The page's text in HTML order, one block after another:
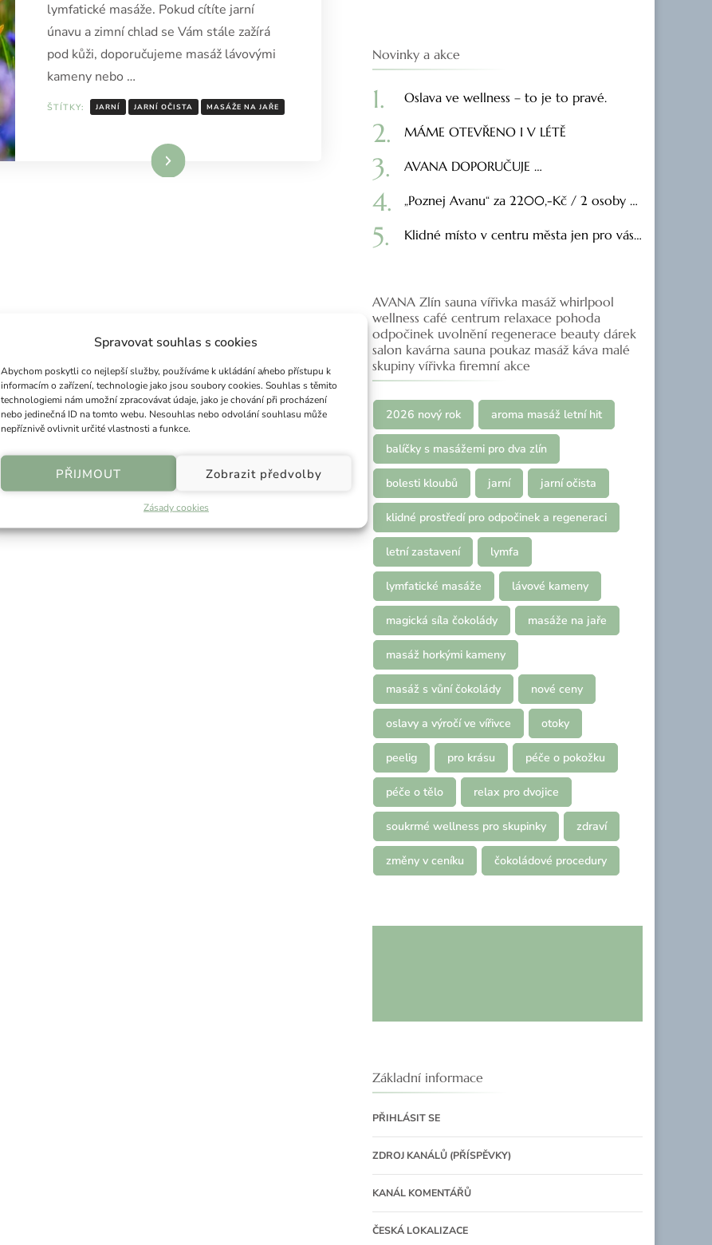
Spravovat souhlas s cookies
Abychom poskytli co nejlepší služby, používáme k ukládání a/nebo přístupu k
informacím o zařízení, technologie jako jsou soubory cookies. Souhlas s těmito
technologiemi nám umožní zpracovávat údaje, jako je chování při procházení
nebo jedinečná ID na tomto webu. Nesouhlas nebo odvolání souhlasu může
nepříznivě ovlivnit určité vlastnosti a funkce.
PŘIJMOUT Zobrazit předvolby
Zásady cookies
lymfatické masáže. Pokud cítíte jarní
únavu a zimní chlad se Vám stále zažírá
pod kůži, doporučujeme masáž lávovými
kameny nebo …
ŠTÍTKY: JARNÍ JARNÍ OČISTA MASÁŽE NA JAŘE
Číst celé
Novinky a akce
Oslava ve wellness – to je to pravé.
MÁME OTEVŘENO I V LÉTĚ
AVANA DOPORUČUJE …
„Poznej Avanu“ za 2200,-Kč / 2 osoby …
Klidné místo v centru města jen pro vás…
AVANA Zlín sauna vířivka masáž whirlpool
wellness café centrum relaxace pohoda
odpočinek uvolnění regenerace beauty dárek
salon kavárna sauna poukaz masáž káva malé
skupiny vířivka firemní akce
2026 nový rok aroma masáž letní hit
balíčky s masážemi pro dva zlín
bolesti kloubů jarní jarní očista
klidné prostředí pro odpočinek a regeneraci
letní zastavení lymfa
lymfatické masáže lávové kameny
magická síla čokolády masáže na jaře
masáž horkými kameny
masáž s vůní čokolády nové ceny
oslavy a výročí ve vířivce otoky
peelig pro krásu péče o pokožku
péče o tělo relax pro dvojice
soukrmé wellness pro skupinky zdraví
změny v ceníku čokoládové procedury
Základní informace
PŘIHLÁSIT SE
ZDROJ KANÁLŮ (PŘÍSPĚVKY)
KANÁL KOMENTÁŘŮ
ČESKÁ LOKALIZACE